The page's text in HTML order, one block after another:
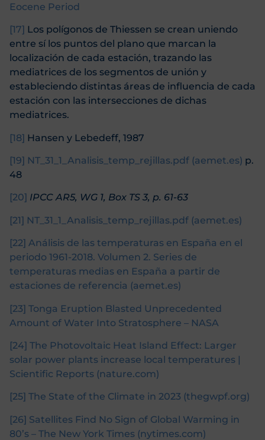
Eocene Period
[17] Los polígonos de Thiessen se crean uniendo
entre sí los puntos del plano que marcan la
localización de cada estación, trazando las
mediatrices de los segmentos de unión y
estableciendo distintas áreas de influencia de cada
estación con las intersecciones de dichas
mediatrices.
[18] Hansen y Lebedeff, 1987
[19] NT_31_1_Analisis_temp_rejillas.pdf (aemet.es) p.
48
[20] IPCC AR5, WG 1, Box TS 3, p. 61-63
[21] NT_31_1_Analisis_temp_rejillas.pdf (aemet.es)
[22] Análisis de las temperaturas en España en el
periodo 1961-2018. Volumen 2. Series de
temperaturas medias en España a partir de
estaciones de referencia (aemet.es)
[23] Tonga Eruption Blasted Unprecedented
Amount of Water Into Stratosphere – NASA
[24] The Photovoltaic Heat Island Effect: Larger
solar power plants increase local temperatures |
Scientific Reports (nature.com)
[25] The State of the Climate in 2023 (thegwpf.org)
[26] Satellites Find No Sign of Global Warming in
80’s – The New York Times (nytimes.com)